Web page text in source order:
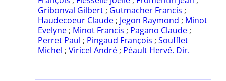
Gribonval Gilbert ; Gutmacher Francis ;
Haudecoeur Claude ; Jegon Raymond ; Minot
Evelyne ; Minot Francis ; Pagano Claude ;
Perret Paul ; Pingaud François ; Soufflet
Michel ; Viricel André ; Péault Hervé. Dir.